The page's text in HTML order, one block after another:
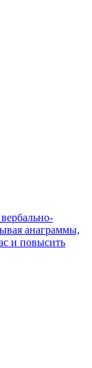
анаграммы,
и повысить